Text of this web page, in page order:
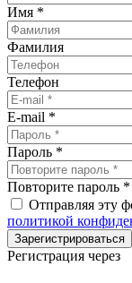
Имя *
Фамилия
Телефон
E-mail *
Пароль *
Повторите пароль *
Отправляя эту
политикой
Зарегистрироваться
Регистрация через